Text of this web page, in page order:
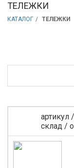
ТЕЛЕЖКИ
КАТАЛОГ ТЕЛЕЖКИ
артикул
склад /